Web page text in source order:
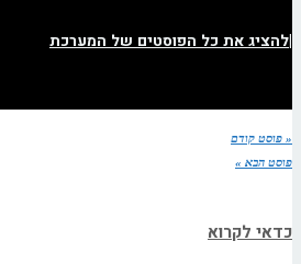
|להציג את כל הפוסטים של המערכת
« פוסט קודם
פוסט הבא »
כדאי לקרוא